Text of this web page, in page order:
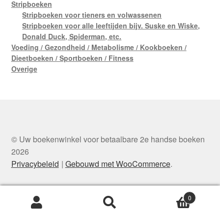
Stripboeken
Stripboeken voor tieners en volwassenen
Stripboeken voor alle leeftijden bijv. Suske en Wiske,
Donald Duck, Spiderman, etc.
Voeding / Gezondheid / Metabolisme / Kookboeken /
Dieetboeken / Sportboeken / Fitness
Overige
© Uw boekenwinkel voor betaalbare 2e handse boeken
2026
Privacybeleid
Gebouwd met WooCommerce.
Zoeken
0